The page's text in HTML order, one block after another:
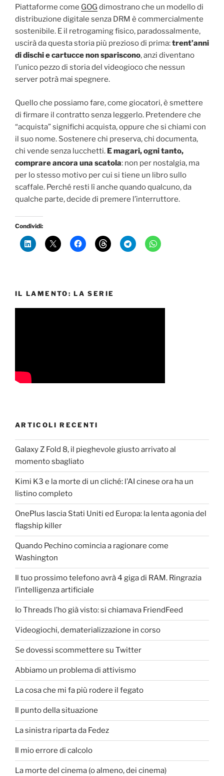
Piattaforme come GOG dimostrano che un modello di
distribuzione digitale senza DRM è commercialmente
sostenibile. E il retrogaming fisico, paradossalmente,
uscirà da questa storia più prezioso di prima:trent’anni
di dischi e cartucce non spariscono, anzi diventano
l’unico pezzo di storia del videogioco che nessun
server potrà mai spegnere.
Quello che possiamo fare, come giocatori, è smettere
di firmare il contratto senza leggerlo. Pretendere che
“acquista” significhi acquista, oppure che si chiami con
il suo nome. Sostenere chi preserva, chi documenta,
chi vende senza lucchetti. E magari, ogni tanto,
comprare ancora una scatola: non per nostalgia, ma
per lo stesso motivo per cui si tiene un libro sullo
scaffale. Perché resti lì anche quando qualcuno, da
qualche parte, decide di premere l’interruttore.
Condividi:
IL LAMENTO: LA SERIE
ARTICOLI RECENTI
Galaxy Z Fold 8, il pieghevole giusto arrivato al
momento sbagliato
Kimi K3 e la morte di un cliché: l’AI cinese ora ha un
listino completo
OnePlus lascia Stati Uniti ed Europa: la lenta agonia del
flagship killer
Quando Pechino comincia a ragionare come
Washington
Il tuo prossimo telefono avrà 4 giga di RAM. Ringrazia
l’intelligenza artificiale
Io Threads l’ho già visto: si chiamava FriendFeed
Videogiochi, dematerializzazione in corso
Se dovessi scommettere su Twitter
Abbiamo un problema di attivismo
La cosa che mi fa più rodere il fegato
Il punto della situazione
La sinistra riparta da Fedez
Il mio errore di calcolo
La morte del cinema (o almeno, dei cinema)